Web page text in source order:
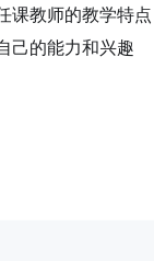
课教师的教学特点
己的能力和兴趣